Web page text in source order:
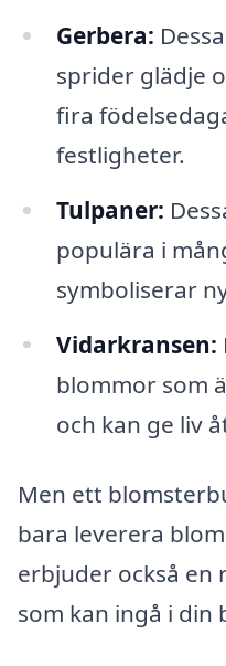
Gerbera:
sprider glädje
fira
festligheter.
Tulpaner:
populära i
symboliserar
Vidarkransen:
blommor som
och kan ge liv
Men ett
bara leverera
erbjuder också
som kan ingå i din